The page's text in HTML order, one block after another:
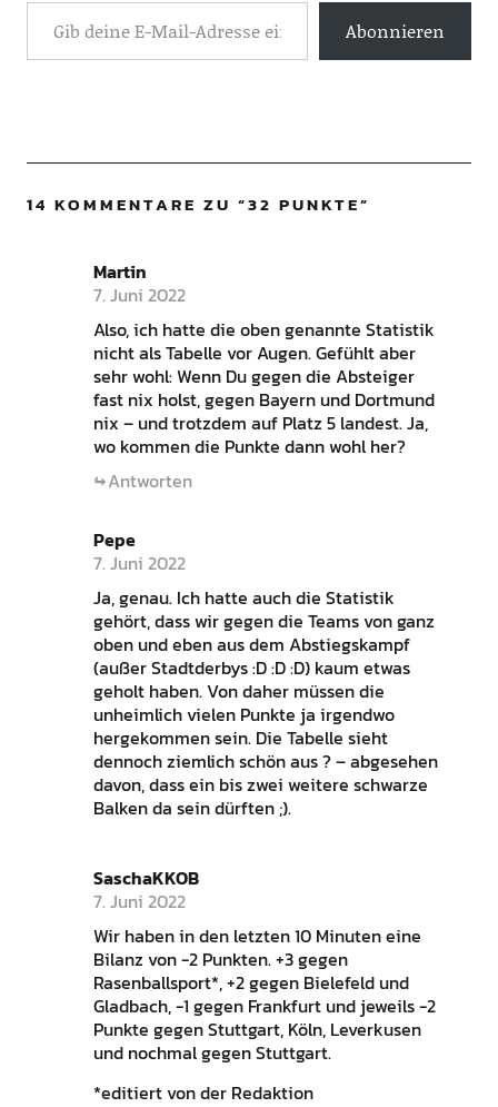
Abonnieren
14 KOMMENTARE ZU “32 PUNKTE”
Martin
7. Juni 2022
Also, ich hatte die oben genannte Statistik
nicht als Tabelle vor Augen. Gefühlt aber
sehr wohl: Wenn Du gegen die Absteiger
fast nix holst, gegen Bayern und Dortmund
nix – und trotzdem auf Platz 5 landest. Ja,
wo kommen die Punkte dann wohl her?
Antworten
Pepe
7. Juni 2022
Ja, genau. Ich hatte auch die Statistik
gehört, dass wir gegen die Teams von ganz
oben und eben aus dem Abstiegskampf
(außer Stadtderbys :D :D :D) kaum etwas
geholt haben. Von daher müssen die
unheimlich vielen Punkte ja irgendwo
hergekommen sein. Die Tabelle sieht
dennoch ziemlich schön aus ? – abgesehen
davon, dass ein bis zwei weitere schwarze
Balken da sein dürften ;).
SaschaKKOB
7. Juni 2022
Wir haben in den letzten 10 Minuten eine
Bilanz von -2 Punkten. +3 gegen
Rasenballsport*, +2 gegen Bielefeld und
Gladbach, -1 gegen Frankfurt und jeweils -2
Punkte gegen Stuttgart, Köln, Leverkusen
und nochmal gegen Stuttgart.
*editiert von der Redaktion